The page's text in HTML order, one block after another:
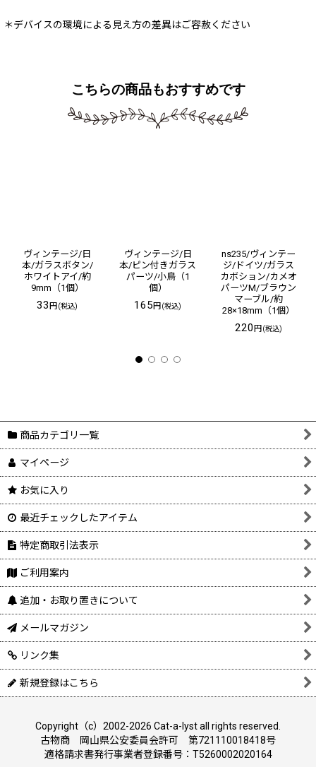
＊デバイスの環境による見え方の差異はご容赦ください
こちらの商品もおすすめです
ヴィンテージ/日
本/ガラスボタン/
ホワイトアイ/約
9mm（1個）
33円(税込)
ヴィンテージ/日
本/ピン付きガラス
パーツ/小鳥（1
個）
165円(税込)
ns235/ヴィンテー
ジ/ドイツ/ガラス
カボション/カメオ
パーツM/ブラウン
マーブル/約
28×18mm（1個）
220円(税込)
商品カテゴリ一覧
マイページ
お気に入り
最近チェックしたアイテム
特定商取引法表示
ご利用案内
追加・お取り置きについて
メールマガジン
リンク集
新規登録はこちら
Copyright（c）2002-2026 Cat-a-lyst all rights reserved.
古物商 岡山県公安委員会許可 第721110018418号
適格請求書発行事業者登録番号：T5260002020164